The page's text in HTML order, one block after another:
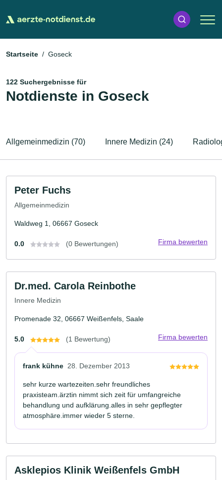
Startseite Goseck
122 Suchergebnisse für
Notdienste in Goseck
Allgemeinmedizin (70) Innere Medizin (24)
Peter Fuchs
Allgemeinmedizin
Waldweg 1, 06667 Goseck
0.0 (0 Bewertungen) Firma bewerten
Dr.med. Carola Reinbothe
Innere Medizin
Promenade 32, 06667 Weißenfels, Saale
5.0 (1 Bewertung) Firma bewerten
frank kühne 28. Dezember 2013
sehr kurze wartezeiten.sehr freundliches
praxisteam.ärztin nimmt sich zeit für umfangreiche
behandlung und aufklärung.alles in sehr gepflegter
atmosphäre.immer wieder 5 sterne.
Asklepios Klinik Weißenfels GmbH